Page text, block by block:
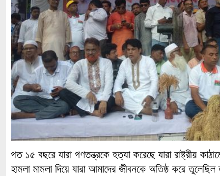
গত ১৫ বছরে যারা গণতন্ত্রকে হত্যা করেছে যারা রাষ্ট্রীয়
হামলা মামলা দিয়ে যারা আমাদের জীবনকে অতিষ্ঠ করে